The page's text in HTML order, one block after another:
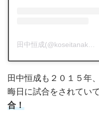
田中恒成も２０１５年
晦日に試合をされてい
合！